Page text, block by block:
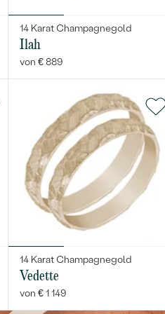
DIAMANTEN
14 Karat Champagnegold
Ilah
von € 889
14 Karat Champagnegold
Vedette
von € 1 149